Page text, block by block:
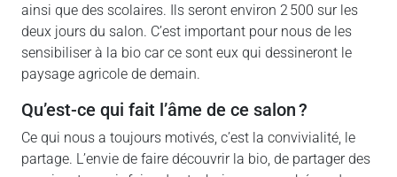
ainsi que des scolaires. Ils seront environ 2 500 sur les
deux jours du salon. C’est important pour nous de les
sensibiliser à la bio car ce sont eux qui dessineront le
paysage agricole de demain.
qu’est-ce qui fait l’âme de ce salon ?
Ce qui nous a toujours motivés, c’est la convivialité, le
partage. L’envie de faire découvrir la bio, de partager des